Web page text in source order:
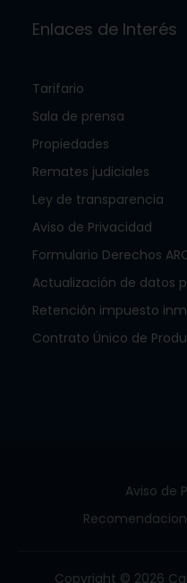
Enlaces de Interés
Tarifario
Sala de prensa
Propiedades
Remates judiciales
Ley de transparencia
Aviso de Privacidad
Formulario Derechos
Actualización de datos
Retención impuesto
Contrato Único de
Aviso de
Copyright © 2026